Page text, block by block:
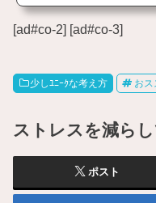
[ad#co-2] [ad#co-3]
少しﾕﾆｰｸな考え方 おス
ストレスを減ら
ポスト